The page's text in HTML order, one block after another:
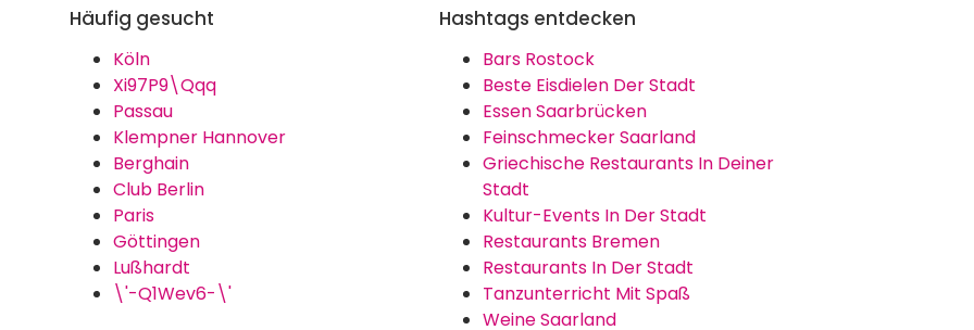
Häufig gesucht
Köln
Xi97P9\Qqq
Passau
Klempner Hannover
Berghain
Club Berlin
Paris
Göttingen
Lußhardt
\'-Q1Wev6-\'
Hashtags entdecken
Bars Rostock
Beste Eisdielen Der Stadt
Essen Saarbrücken
Feinschmecker Saarland
Griechische Restaurants In Deiner
Stadt
Kultur-Events In Der Stadt
Restaurants Bremen
Restaurants In Der Stadt
Tanzunterricht Mit Spaß
Weine Saarland